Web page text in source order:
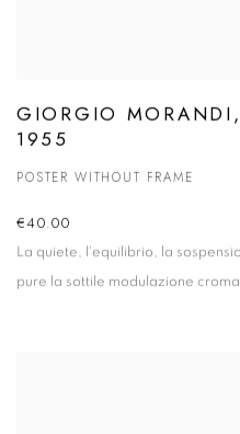
GIORGIO
1955
POSTER WITHOUT FRAME
€40.00
La quiete, l'equilibrio, la
pure la sottile modulazione